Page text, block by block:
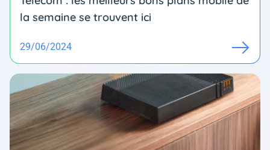
la semaine se trouvent ici
29/06/2024